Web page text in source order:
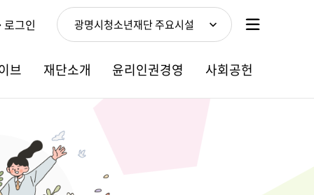
브 재단소개 윤리인권경영 사회공헌
로그인 광명시청소년재단 주요시설